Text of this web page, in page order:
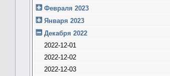
Февраля 2023
Января 2023
Декабря 2022
2022-12-01
2022-12-02
2022-12-03